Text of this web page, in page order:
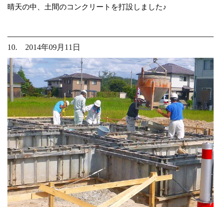
晴天の中、土間のコンクリートを打設しました♪
10. 2014年09月11日